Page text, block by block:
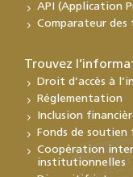
API (Application
Comparateur
Trouvez
Droit d’accès à
Réglementation
Inclusion
Fonds de soutien
Coopération
institutionnelles